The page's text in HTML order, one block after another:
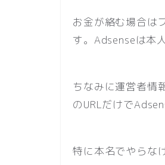
お金が絡む場合は
す。Adsenseは本
ちなみに運営者情
のURLだけで
特に本名でやらな